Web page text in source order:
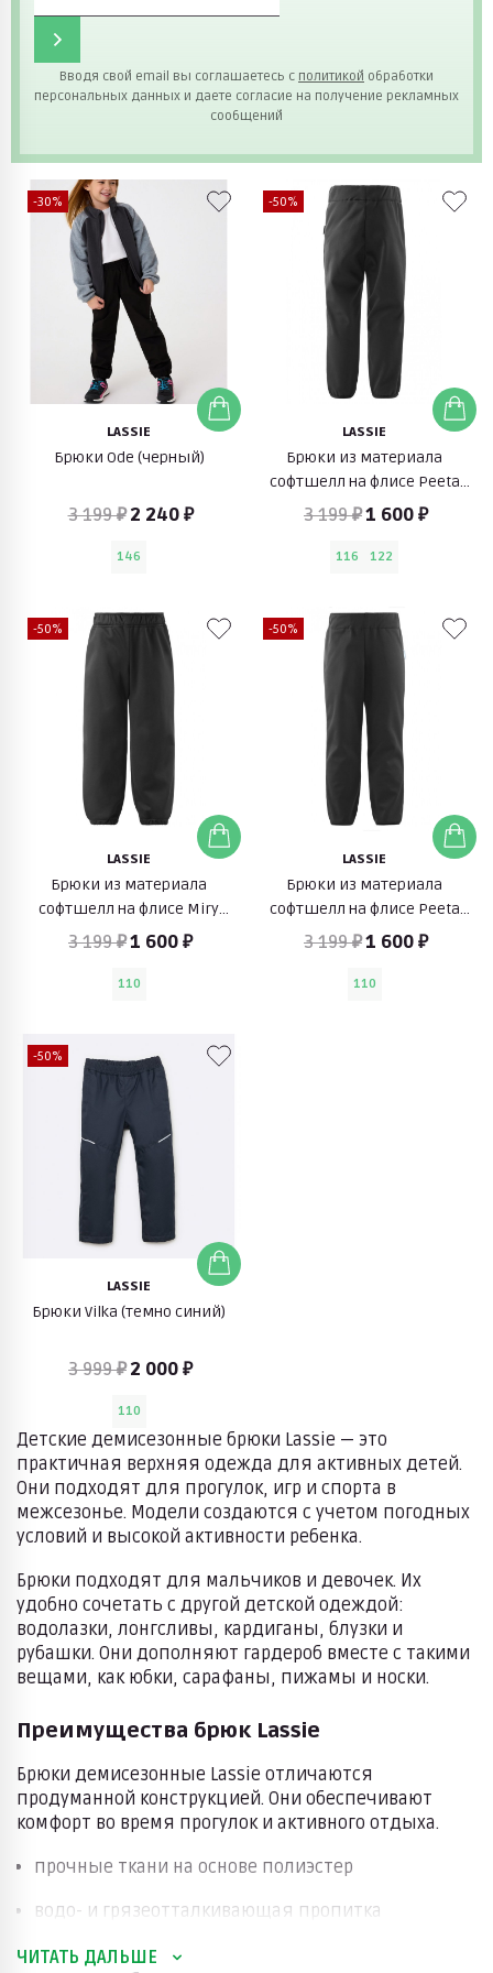
Вводя свой email вы соглашаетесь с политикой обработки
персональных данных и даете согласие на получение рекламных
сообщений
-30%
LASSIE
Брюки Ode (черный)
3 199 ₽ 2 240 ₽
146
-50%
LASSIE
Брюки из материала
софтшелл на флисе Peeta
(черный)
3 199 ₽1 600 ₽
116 122
-50%
LASSIE
Брюки из материала
софтшелл на флисе Miry
(черный)
3 199 ₽1 600 ₽
110
-50%
LASSIE
Брюки из материала
софтшелл на флисе Peeta
(черный)
3 199 ₽1 600 ₽
110
-50%
LASSIE
Брюки Vilka (темно синий)
3 999 ₽ 2 000 ₽
110
Детские демисезонные брюки Lassie — это
практичная верхняя одежда для активных детей.
Они подходят для прогулок, игр и спорта в
межсезонье. Модели создаются с учетом погодных
условий и высокой активности ребенка.
Брюки подходят для мальчиков и девочек. Их
удобно сочетать с другой детской одеждой:
водолазки, лонгсливы, кардиганы, блузки и
рубашки. Они дополняют гардероб вместе с такими
вещами, как юбки, сарафаны, пижамы и носки.
Преимущества брюк Lassie
Брюки демисезонные Lassie отличаются
продуманной конструкцией. Они обеспечивают
комфорт во время прогулок и активного отдыха.
прочные ткани на основе полиэстер
водо- и грязеотталкивающая пропитка
мембрана для защиты от влаги и ветра
ЧИТАТЬ ДАЛЬШЕ